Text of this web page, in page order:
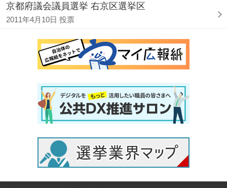
京都府議会議員選挙 右京区選挙区
2011年4月10日 投票